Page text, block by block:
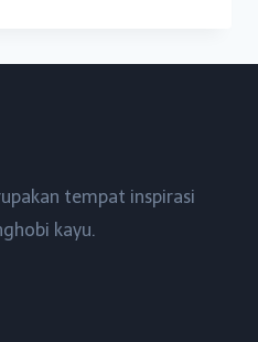
tempat inspirasi
kayu.